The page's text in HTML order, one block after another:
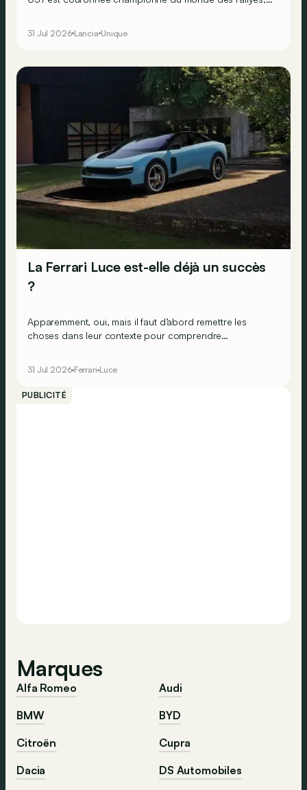
résoudre à la transmission intégrale… Ne faisant
transalpin développe alors une bien curieuse berline : la
31 Jul 2026 Lancia Unique
La Ferrari Luce est-elle déjà un succès
?
Apparemment, oui, mais il faut d’abord remettre les
choses dans leur contexte pour comprendre
31 Jul 2026 Ferrari Luce
PUBLICITÉ
Marques
Alfa Romeo
Audi
BMW
BYD
Citroën
Cupra
Dacia
DS Automobiles